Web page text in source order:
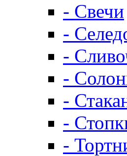
- Свечи
-
-
-
-
-
-